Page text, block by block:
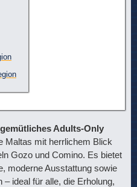
gemütliches Adults-Only
Maltas mit herrlichem Blick
Gozo und Comino. Es bietet
moderne Ausstattung sowie
ideal für alle, die Erholung,